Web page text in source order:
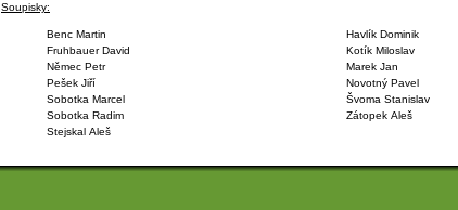
Soupisky:
Benc Martin
Havlík Dominik
Fruhbauer David
Kotík Miloslav
Němec Petr
Marek Jan
Pešek Jiří
Novotný Pavel
Sobotka Marcel
Švoma Stanislav
Sobotka Radim
Zátopek Aleš
Stejskal Aleš